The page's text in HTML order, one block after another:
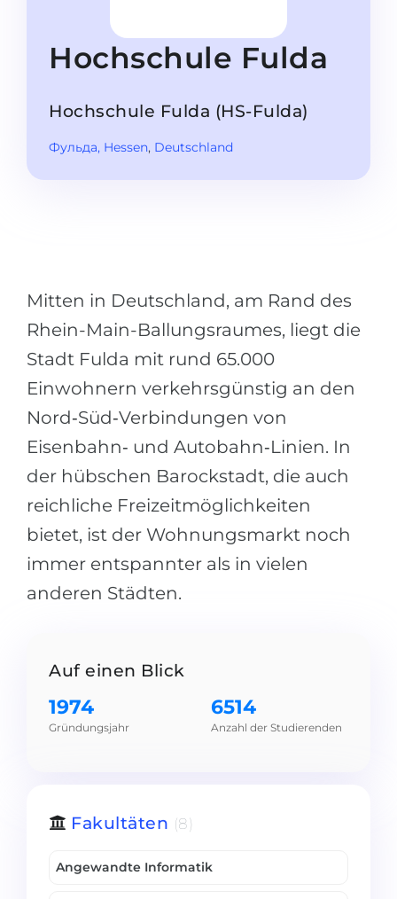
STUDIENKOLLEG
Studienkolleg-Kurse
Freshman / Foundation
Portfolio
GEOGRAFIE
Bundesländer
BERUFE
Berufe
Studienfächer
Beispiel-Stellenangebote
BERUFSORIENTIERUNG
Interessenkarte-Test
Erfolgzu
Unsere Studierenden werden
BERATUNG!
Master
Zweitstudium
BEWERBEN NACH …
1. Studienjahr
2.–3. Studienjahr
Bachelorabschluss
Masterabschluss
BEWERBEN FÜR FACHRICHTUNG …
Ingenieurwesen
Physik
Management
Anderes Fach
Kasachstan
Belarus
Hochschule Fulda
Hochschule Fulda (HS-Fulda)
Фульда, Hessen, Deutschland
Mitten in Deutschland, am Rand des
Rhein-Main-Ballungsraumes, liegt die
Stadt Fulda mit rund 65.000
Einwohnern verkehrsgünstig an den
Nord‑Süd‑Verbindungen von
Eisenbahn‑ und Autobahn‑Linien. In
der hübschen Barockstadt, die auch
reichliche Freizeitmöglichkeiten
bietet, ist der Wohnungsmarkt noch
immer entspannter als in vielen
anderen Städten.
Auf einen Blick
1974
Gründungsjahr
6514
Anzahl der Studierenden
Fakultäten (8)
Angewandte Informatik